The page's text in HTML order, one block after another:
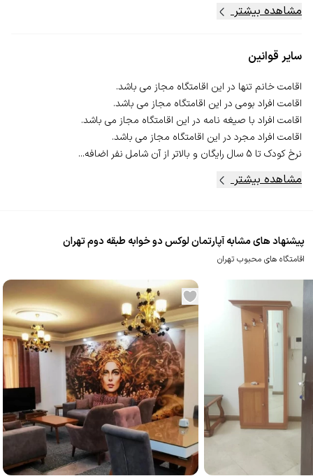
مشاهده بیشتر
سایر قوانین
نرخ کودک تا 5 سال رایگان و بالاتر از آن شامل نفر اضافه...
مشاهده بیشتر
پیشنهاد های مشابه آپارتمان لوکس دو خوابه طبقه دوم تهران
اقامتگاه های محبوب تهران